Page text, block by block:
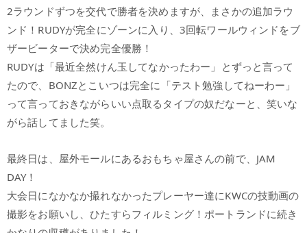
2ラウンドずつを交代で勝者を決めますが、まさかの追加ラウ
ンド！RUDYが完全にゾーンに入り、3回転ワールウィンドをブ
ザービーターで決め完全優勝！
RUDYは「最近全然けん玉してなかったわー」とずっと言って
たので、BONZとこいつは完全に「テスト勉強してねーわー」
って言っておきながらいい点取るタイプの奴だなーと、笑いな
がら話してました笑。
最終日は、屋外モールにあるおもちゃ屋さんの前で、JAM
DAY！
大会日になかなか撮れなかったプレーヤー達にKWCの技動画の
撮影をお願いし、ひたすらフィルミング！ポートランドに続き